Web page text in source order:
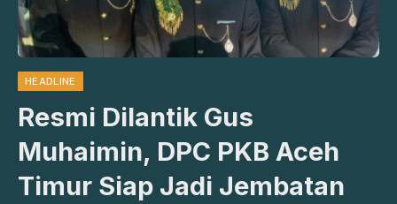
HEADLINE
Resmi Dilantik Gus
Muhaimin, DPC PKB Aceh
Timur Siap Jadi Jembatan